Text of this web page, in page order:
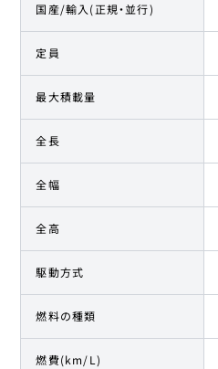
国産/輸入(正規・並行)
定員
最大積載量
全長
全幅
全高
駆動方式
燃料の種類
燃費(km/L)